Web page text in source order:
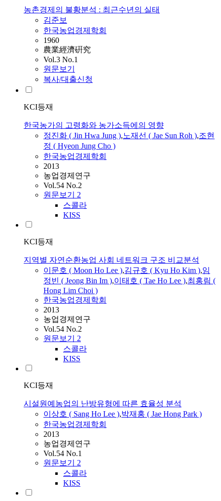
농촌경제의 불황분석 : 최근수년의 실태
김준보
한국농업경제학회
1960
農業經濟硏究
Vol.3 No.1
원문보기
복사/대출신청
KCI등재
한국농가의 고령화와 농가소득에의 영향
정진화 ( Jin Hwa Jung ),노재선 ( Jae Sun Roh ),조현
정 ( Hyeon Jung Cho )
한국농업경제학회
2013
농업경제연구
Vol.54 No.2
원문보기 2
스콜라
KISS
KCI등재
지역별 자연순환농업 사회 네트워크 구조 비교분석
이문호 ( Moon Ho Lee ),김규호 ( Kyu Ho Kim ),임
정빈 ( Jeong Bin Im ),이태호 ( Tae Ho Lee ),최홍림 (
Hong Lim Choi )
한국농업경제학회
2013
농업경제연구
Vol.54 No.2
원문보기 2
스콜라
KISS
KCI등재
시설원예농업의 난방유형에 따른 효율성 분석
이상호 ( Sang Ho Lee ),박재홍 ( Jae Hong Park )
한국농업경제학회
2013
농업경제연구
Vol.54 No.1
원문보기 2
스콜라
KISS